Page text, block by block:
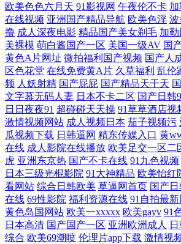
在线视频 国产精品一二三四五六七八 偷牌自拍另
视 波多野吉依电影 欧美网址一网址二 6080新视
久久AV 日本在线观看 野花影视 国产一区二区三
一区二区人妻无码欧美 国产91玩精品秘入口 免
6018 avav影院 极品偷拍网 日韩欧美国产免费观
产阿v在线观 蘑菇影视电影大全 偷拍白拍偷拍在线
产在线另类 人妖麻豆视频 亚洲午夜成 成人自拍
在线 日韩高清一区 在线欧美亚洲 国产精品老牛
欧美色色六月天 91影视网 午夜伦不卡
在线视频 亚洲国产精品导航 欧美色淫 波
撸 成人深夜电影 精品国产美女剃毛 加
美裸模 萌白酱国产一区 美国一级AV 国
黄色A片网址 微拍福利国产视频 国产人
区色花堂 在线免费黄A片 久草福利 乱伦
频 人妖射精 国产屁屁 国产精品天干天
文字幕无码人妻 日本不卡二区 国产日韩
日日夜夜91 超碰碰天天操 91草草酒店视
激情视频网站 成人视频日本 茄子视频污
瓜视频下载 日韩逼网 精东传媒入口 黄
在线 成人影院在线播放 欧美足交一区二
虎 亚洲东京热 国产不卡在线 91九色视频
日本三级光棍影院 91大神精品 欧美怡红
看网站 综合日韩欧美 草逼网首页 国产日
在线 69性影院 福利资源在线 91自拍最新
黄色岛国网站 欧美一xxxxx 欧美gayv 91
日本高清 国产国产一区 亚洲欧洲成人
综合 欧美69潮喷 伦理片app下载 激情视